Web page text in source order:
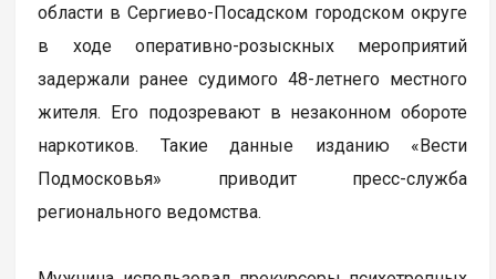
области в Сергиево-Посадском городском округе
в ходе оперативно-розыскных мероприятий
задержали ранее судимого 48-летнего местного
жителя. Его подозревают в незаконном обороте
наркотиков. Такие данные изданию «Вести
Подмосковья» приводит пресс-служба
регионального ведомства.